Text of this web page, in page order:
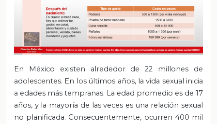
En México existen alrededor de 22 millones de
adolescentes. En los últimos años, la vida sexual inicia
a edades más tempranas. La edad promedio es de 17
años, y la mayoría de las veces es una relación sexual
no planificada. Consecuentemente, ocurren 400 mil